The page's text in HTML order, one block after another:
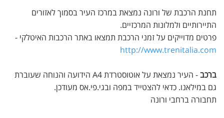
תחנת הרכבת של ורונה נמצאת במרכז העיר בסמוך לאזורים
התיירותיים ולמלונות המרכזיים.
פרטים מדוייקים על זמני הרכבת תמצאו באתר הרכבות האיטלקי -
http://www.trenitalia.com
ברכב
- העיר נמצאת על אוטוסטרדת A4 הידועה והנוחה שעוברת
גם במילאנו. כדאי להצטייד במפה ובגי.פי.אס מעודכן.
תחבורה ברחבי ורונה